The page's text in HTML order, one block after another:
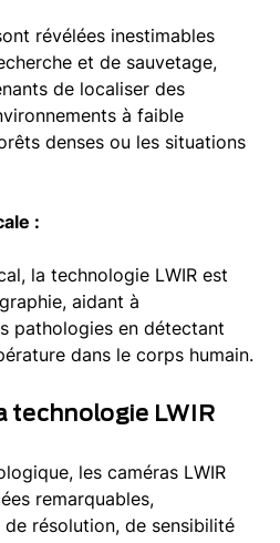
révélées inestimables
et de sauvetage,
de localiser des
à faible
denses ou les situations
:
la technologie LWIR est
aidant à
pathologies en détectant
dans le corps humain.
technologie LWIR
les caméras LWIR
remarquables,
résolution, de sensibilité